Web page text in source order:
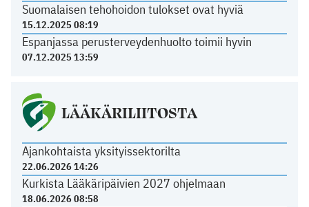
Suomalaisen tehohoidon tulokset ovat hyviä
15.12.2025 08:19
Espanjassa perusterveydenhuolto toimii hyvin
07.12.2025 13:59
LÄÄKÄRILIITOSTA
Ajankohtaista yksityissektorilta
22.06.2026 14:26
Kurkista Lääkäripäivien 2027 ohjelmaan
18.06.2026 08:58